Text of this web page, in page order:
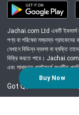
Buy Now
Jachai.com Ltd একটি ইকমার্স
পণ্য বা পরিষেবা সম্ভাব্য
যেখানে বিভিন্ন ব্যবসা বা ব্যক্তি
বিক্রি করতে পারে। Jachai.com
এবং সাধারণত প্ল্যাটফর্মে সংঘটিত
Got Question? Call us